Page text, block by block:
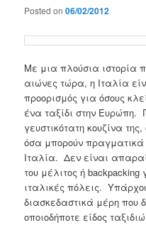
Posted on06/02/2012
Με μια πλούσια ιστορία
αιώνες τώρα, η Ιταλία
προορισμός για όσους
ένα ταξίδι στην Ευρώπη.
γευστικότατη κουζίνα
όσα μπορούν πραγματικά
Ιταλία. Δεν είναι
του μέλιτος ή
ιταλικές πόλεις.
διασκεδαστικά μέρη που
οποιοδήποτε είδος